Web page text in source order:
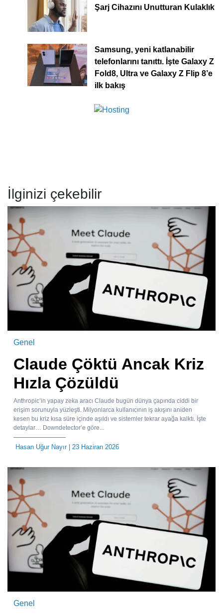
Şarj Cihazını Unutturan Kulaklık
Samsung, yeni katlanabilir
telefonlarını tanıttı. İşte Galaxy Z
Fold8, Ultra ve Galaxy Z Flip 8’e
ilk bakış
İlginizi çekebilir
Genel
Claude Çöktü Ancak Kriz
Hızla Çözüldü
Anthropic’in yapay zeka aracı Claude bugün dünya çapında ciddi bir
erişim sorunuyla yüzleşti. Milyonlarca kullanıcının iş akışını aniden
kesen bu kriz kısa süre içinde aşıldı ve sistemler tekrar ayağa kalktı. İşte
detaylar… Downdetector’e göre...
Hasan Uğur Nayır| 23 Haziran 2026
Genel